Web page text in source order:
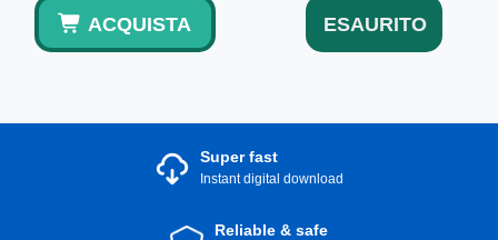
ACQUISTA ESAURITO
Super fast
Instant digital download
Reliable & safe